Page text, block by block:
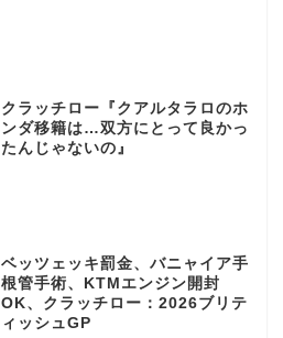
クラッチロー『クアルタラロのホ
ンダ移籍は…双方にとって良かっ
たんじゃないの』
ベッツェッキ罰金、バニャイア手
根管手術、KTMエンジン開封
OK、クラッチロー：2026ブリテ
ィッシュGP